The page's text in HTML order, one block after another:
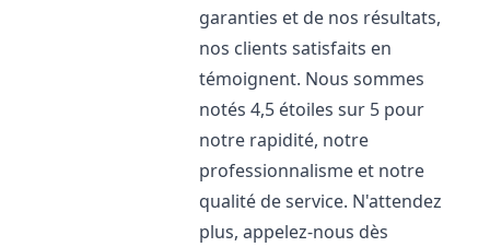
garanties et de nos résultats,
nos clients satisfaits en
témoignent. Nous sommes
notés 4,5 étoiles sur 5 pour
notre rapidité, notre
professionnalisme et notre
qualité de service. N'attendez
plus, appelez-nous dès